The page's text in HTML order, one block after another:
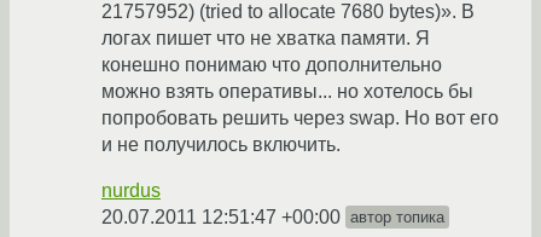
21757952) (tried to allocate 7680 bytes)». В
логах пишет что не хватка памяти. Я
конешно понимаю что дополнительно
можно взять оперативы... но хотелось бы
попробовать решить через swap. Но вот его
и не получилось включить.
nurdus
20.07.2011 12:51:47 +00:00 автор топика